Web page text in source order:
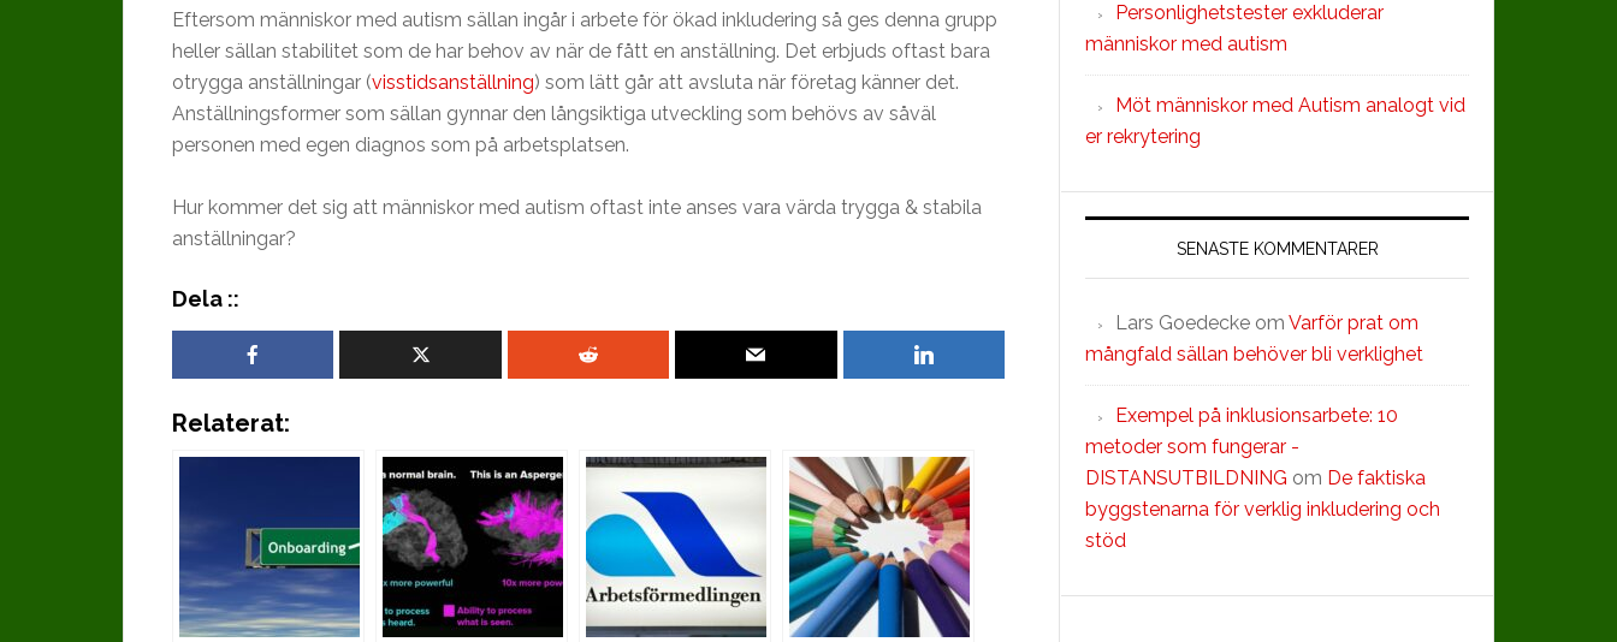
Eftersom människor med autism sällan ingår i arbete för ökad inkludering så ges denna grupp
heller sällan stabilitet som de har behov av när de fått en anställning. Det erbjuds oftast bara
otrygga anställningar (visstidsanställning) som lätt går att avsluta när företag känner det.
Anställningsformer som sällan gynnar den långsiktiga utveckling som behövs av såväl
personen med egen diagnos som på arbetsplatsen.
Hur kommer det sig att människor med autism oftast inte anses vara värda trygga & stabila
anställningar?
Dela ::
Relaterat:
Personlighetstester exkluderar
människor med autism
Möt människor med Autism analogt vid
er rekrytering
SENASTE KOMMENTARER
Lars Goedecke om Varför prat om
mångfald sällan behöver bli verklighet
Exempel på inklusionsarbete: 10
metoder som fungerar -
DISTANSUTBILDNING om De faktiska
byggstenarna för verklig inkludering och
stöd